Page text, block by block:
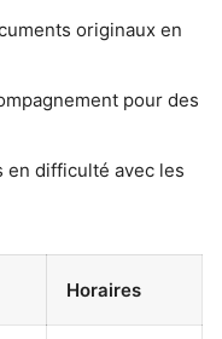
originaux en
pour des
en difficulté avec les
Horaires